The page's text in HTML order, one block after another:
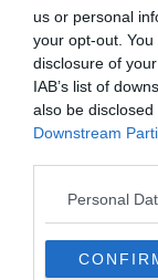
us or personal
your opt-out.
disclosure of
IAB’s list of
also be
Downstream
Personal
ITALIA
Roma, il
abitanti di